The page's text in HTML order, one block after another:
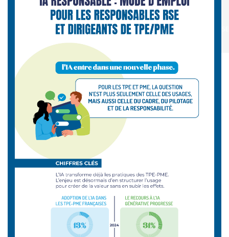
L'INFOGRAPHIE RSE